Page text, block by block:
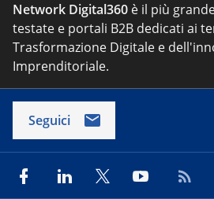
Network Digital360 è il più
testate e portali B2B dedicati ai
Trasformazione Digitale e
Imprenditoriale.
Seguici